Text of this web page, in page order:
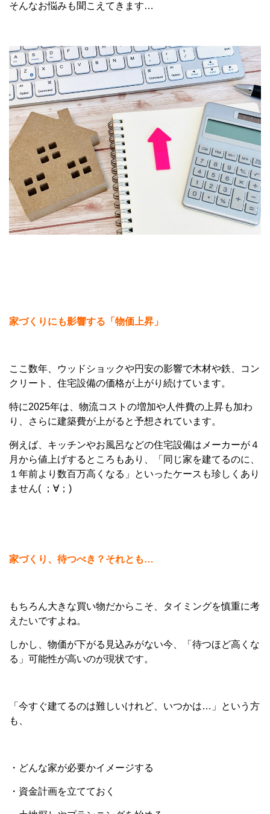
そんなお悩みも聞こえてきます…
家づくりにも影響する「物価上昇」
ここ数年、ウッドショックや円安の影響で木材や鉄、コン
クリート、住宅設備の価格が上がり続けています。
特に2025年は、物流コストの増加や人件費の上昇も加わ
り、さらに建築費が上がると予想されています。
例えば、キッチンやお風呂などの住宅設備はメーカーが４
月から値上げするところもあり、「同じ家を建てるのに、
１年前より数百万高くなる」といったケースも珍しくあり
ません( ；∀；)
家づくり、待つべき？それとも…
もちろん大きな買い物だからこそ、タイミングを慎重に考
えたいですよね。
しかし、物価が下がる見込みがない今、「待つほど高くな
る」可能性が高いのが現状です。
「今すぐ建てるのは難しいけれど、いつかは…」という方
も、
・どんな家が必要かイメージする
・資金計画を立てておく